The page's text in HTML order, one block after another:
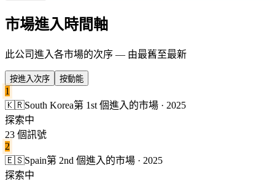
市場進入時間軸
此公司進入各市場的次序 — 由最舊至最新
按進入次序 按動能
1
🇰🇷South Korea第 1st 個進入的市場 · 2025
探索中
23 個訊號
2
🇪🇸Spain第 2nd 個進入的市場 · 2025
探索中